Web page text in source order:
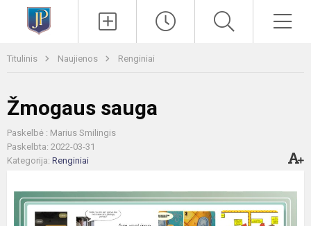
Titulinis Naujienos Renginiai
Žmogaus sauga
Paskelbė : Marius Smilingis
Paskelbta: 2022-03-31
Kategorija: Renginiai